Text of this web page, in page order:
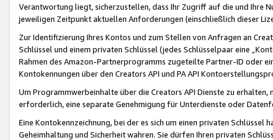
Verantwortung liegt, sicherzustellen, dass Ihr Zugriff auf die und Ihre
jeweiligen Zeitpunkt aktuellen Anforderungen (einschließlich dieser
Zur Identifizierung Ihres Kontos und zum Stellen von Anfragen an
Schlüssel und einem privaten Schlüssel (jedes Schlüsselpaar eine
Rahmen des Amazon-Partnerprogramms zugeteilte Partner-ID oder
Kontokennungen über den Creators API und PA API
Um Programmwerbeinhalte über die Creators API Dienste zu
erforderlich, eine separate Genehmigung für Unterdienste oder
Eine Kontokennzeichnung, bei der es sich um einen privaten
Geheimhaltung und Sicherheit wahren. Sie dürfen Ihren privaten